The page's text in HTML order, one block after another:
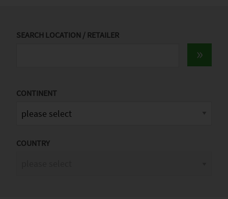
PLEASE SELECT COUNTRY AND
Europe
Asia
SEARCH LOCATION / RETAILER
CONTINENT
COUNTRY